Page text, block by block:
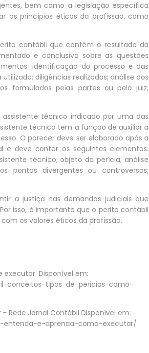
bem como a legislação específica
os princípios éticos da profissão, como
contábil que contém o resultado da
e conclusivo sobre as questões
identificação do processo e das
diligências realizadas; análise dos
formulados pelas partes ou pelo juiz;
técnico indicado por uma das
técnico tem a função de auxiliar a
O parecer deve ser elaborado após a
e deve conter os seguintes elementos:
técnico; objeto da perícia; análise
pontos divergentes ou controversos;
a justiça nas demandas judiciais que
isso, é importante que o perito contábil
os valores éticos da profissão.
executar. Disponível em:
conceitos-tipos-de-pericias-como-
Rede Jornal Contábil Disponível em:
entenda-e-aprenda-como-executar/